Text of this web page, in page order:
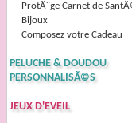
ProtÃ¨ge Carnet de
Bijoux
Composez votre Cadeau
PELUCHE & DOUDOU
PERSONNALISÃ©S
JEUX D'EVEIL